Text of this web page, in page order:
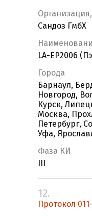
Сандоз ГмбХ
LA-EP2006
Города
Барнаул,
Новгород,
Курск,
Москва,
Петербург,
Уфа,
Фаза КИ
12.
Протокол